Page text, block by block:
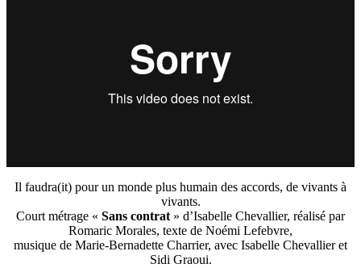
Il faudra(it) pour un monde plus humain des accords, de vivants à
vivants.
Court métrage « Sans contrat » d’Isabelle Chevallier, réalisé par
Romaric Morales, texte de Noémi Lefebvre,
musique de Marie-Bernadette Charrier, avec Isabelle Chevallier et
Sidi Graoui.